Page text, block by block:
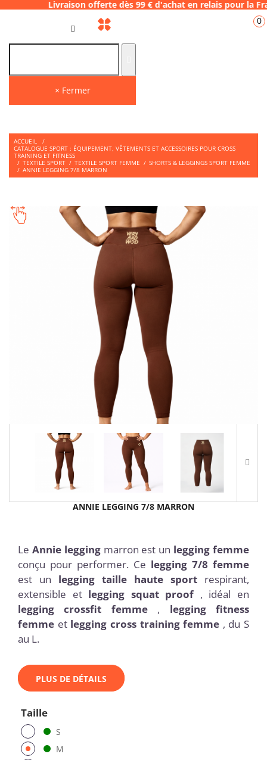
offerte dès 99 € d'achat en relais
× Fermer
0
ACCUEIL
/
CATALOGUE SPORT : ÉQUIPEMENT, VÊTEMENTS ET ACCESSOIRES POUR CROSS
TRAINING ET FITNESS
/ TEXTILE SPORT / TEXTILE SPORT FEMME / SHORTS & LEGGINGS SPORT FEMME
/ ANNIE LEGGING 7/8 MARRON
ANNIE LEGGING 7/8 MARRON
Le Annie leggingmarron est un legging femme
conçu pour performer. Ce legging 7/8 femme
est un legging taille haute sport respirant,
extensible et legging squat proof, idéal en
legging crossfit femme, legging fitness
femme et legging cross training femme , du S
au L.
PLUS DE DÉTAILS
Taille
S
M